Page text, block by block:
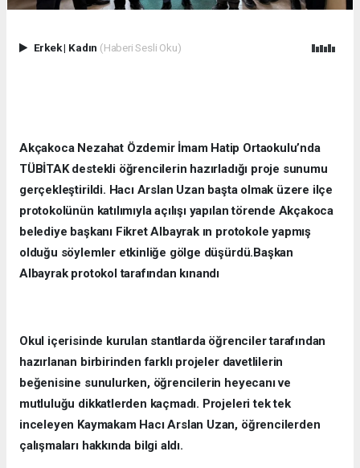
Erkek| Kadın (Haberi Sesli Oku)
Akçakoca Nezahat Özdemir İmam Hatip Ortaokulu’nda
TÜBİTAK destekli öğrencilerin hazırladığı proje sunumu
gerçekleştirildi. Hacı Arslan Uzan başta olmak üzere ilçe
protokolünün katılımıyla açılışı yapılan törende Akçakoca
belediye başkanı Fikret Albayrak ın protokole yapmış
olduğu söylemler etkinliğe gölge düşürdü.Başkan
Albayrak protokol tarafından kınandı
Okul içerisinde kurulan stantlarda öğrenciler tarafından
hazırlanan birbirinden farklı projeler davetlilerin
beğenisine sunulurken, öğrencilerin heyecanı ve
mutluluğu dikkatlerden kaçmadı. Projeleri tek tek
inceleyen Kaymakam Hacı Arslan Uzan, öğrencilerden
çalışmaları hakkında bilgi aldı.